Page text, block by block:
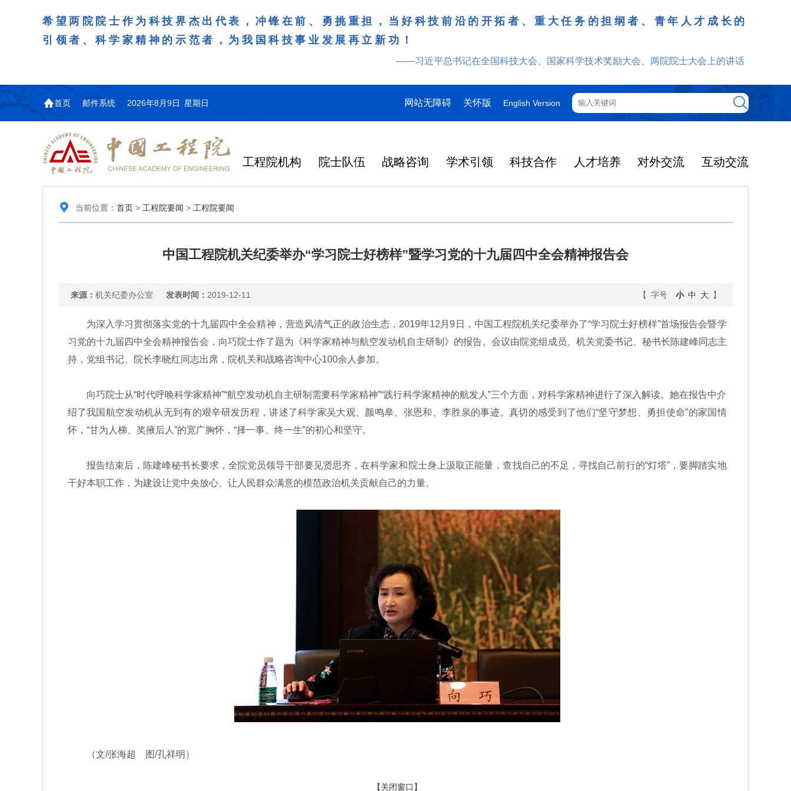
希望两院院士作为科技界杰出代表，冲锋在前、勇挑重担，当好科技前沿的开拓者、重大任务的担纲者、青年人才成长的
引领者、科学家精神的示范者，为我国科技事业发展再立新功！
——习近平总书记在全国科技大会、国家科学技术奖励大会、两院院士大会上的讲话
首页 邮件系统 2026年8月9日 星期日 网站无障碍 关怀版 English Version
工程院机构 院士队伍 战略咨询 学术引领 科技合作 人才培养 对外交流 互动交流
当前位置： 首页> 工程院要闻 > 工程院要闻
中国工程院机关纪委举办“学习院士好榜样”暨学习党的十九届四中全会精神报告会
来源： 机关纪委办公室 发表时间： 2019-12-11 【 字号 小 中 大】
为深入学习贯彻落实党的十九届四中全会精神，营造风清气正的政治生态，2019年12月9日，中国工程院机关纪委举办了“学习院士好榜样”首场报告会暨学
习党的十九届四中全会精神报告会，向巧院士作了题为《科学家精神与航空发动机自主研制》的报告。会议由院党组成员、机关党委书记、秘书长陈建峰同志主
持，党组书记、院长李晓红同志出席，院机关和战略咨询中心100余人参加。
向巧院士从“时代呼唤科学家精神”“航空发动机自主研制需要科学家精神”“践行科学家精神的航发人”三个方面，对科学家精神进行了深入解读。她在报告中介
绍了我国航空发动机从无到有的艰辛研发历程，讲述了科学家吴大观、颜鸣皋、张恩和、李胜泉的事迹。真切的感受到了他们“坚守梦想、勇担使命”的家国情
怀，“甘为人梯、奖掖后人”的宽广胸怀，“择一事、终一生”的初心和坚守。
报告结束后，陈建峰秘书长要求，全院党员领导干部要见贤思齐，在科学家和院士身上汲取正能量，查找自己的不足，寻找自己前行的“灯塔”，要脚踏实地
干好本职工作，为建设让党中央放心、让人民群众满意的模范政治机关贡献自己的力量。
（文/张海超 图/孔祥明）
【关闭窗口】